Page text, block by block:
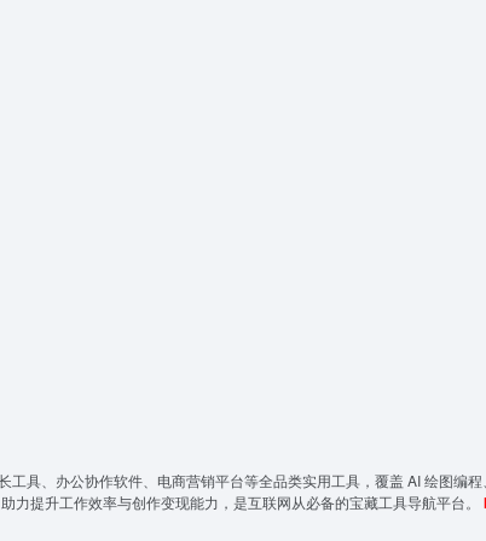
具、办公协作软件、电商营销平台等全品类实用工具，覆盖 AI 绘图编
提升工作效率与创作变现能力，是互联网从必备的宝藏工具导航平台。